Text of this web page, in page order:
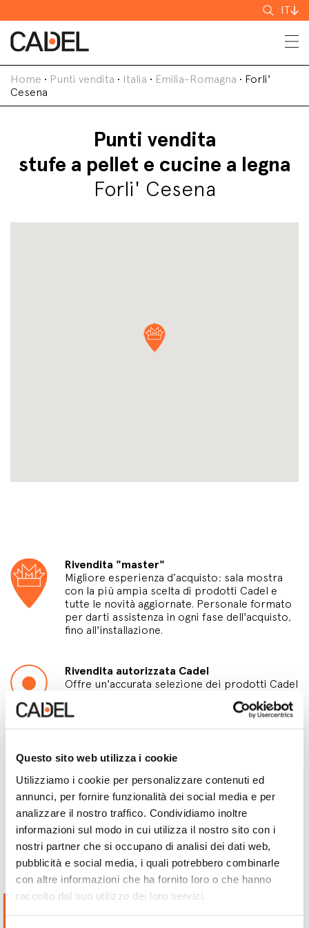
Questo sito web utilizza i cookie
Utilizziamo i cookie per personalizzare contenuti ed
annunci, per fornire funzionalità dei social media e per
analizzare il nostro traffico. Condividiamo inoltre
informazioni sul modo in cui utilizza il nostro sito con i
nostri partner che si occupano di analisi dei dati web,
pubblicità e social media, i quali potrebbero combinarle
con altre informazioni che ha fornito loro o che hanno
raccolto dal suo utilizzo dei loro servizi.
Cerca
IT
Home • Punti vendita • Italia • Emilia-Romagna • Forli'
Cesena
Punti vendita
stufe a pellet e cucine a legna
Forli' Cesena
Rivendita "master"
Migliore esperienza d’acquisto: sala mostra
con la più ampia scelta di prodotti Cadel e
tutte le novità aggiornate. Personale formato
per darti assistenza in ogni fase dell'acquisto,
fino all'installazione.
Rivendita autorizzata Cadel
Offre un'accurata selezione dei prodotti Cadel
soluzione più adatta alle tue esigenze.
Punto Vendita
Una selezione dei principali prodotti Cadel e
personale pronto a darti informazioni.
Punti vendita